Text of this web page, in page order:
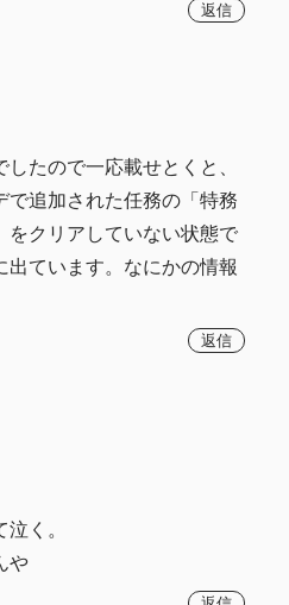
返信
たので一応載せとくと、
で追加された任務の「特務
をクリアしていない状態で
出ています。なにかの情報
返信
く。
や